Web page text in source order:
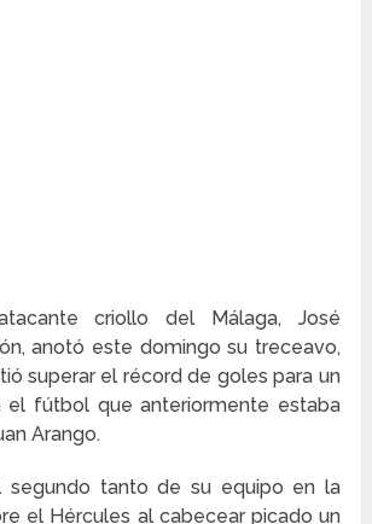
criollo del Málaga, José
anotó este domingo su treceavo,
superar el récord de goles para un
el fútbol que anteriormente estaba
Arango.
segundo tanto de su equipo en la
el Hércules al cabecear picado un